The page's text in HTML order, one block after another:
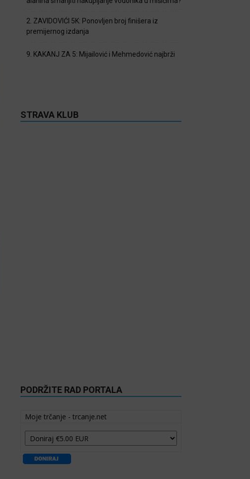
2. ZAVIDOVIĆI 5K: Ponovljen broj finišera iz
premijernog izdanja
9. KAKANJ ZA 5: Mijailović i Mehmedović najbrži
STRAVA KLUB
PODRŽITE RAD PORTALA
Moje trčanje - trcanje.net